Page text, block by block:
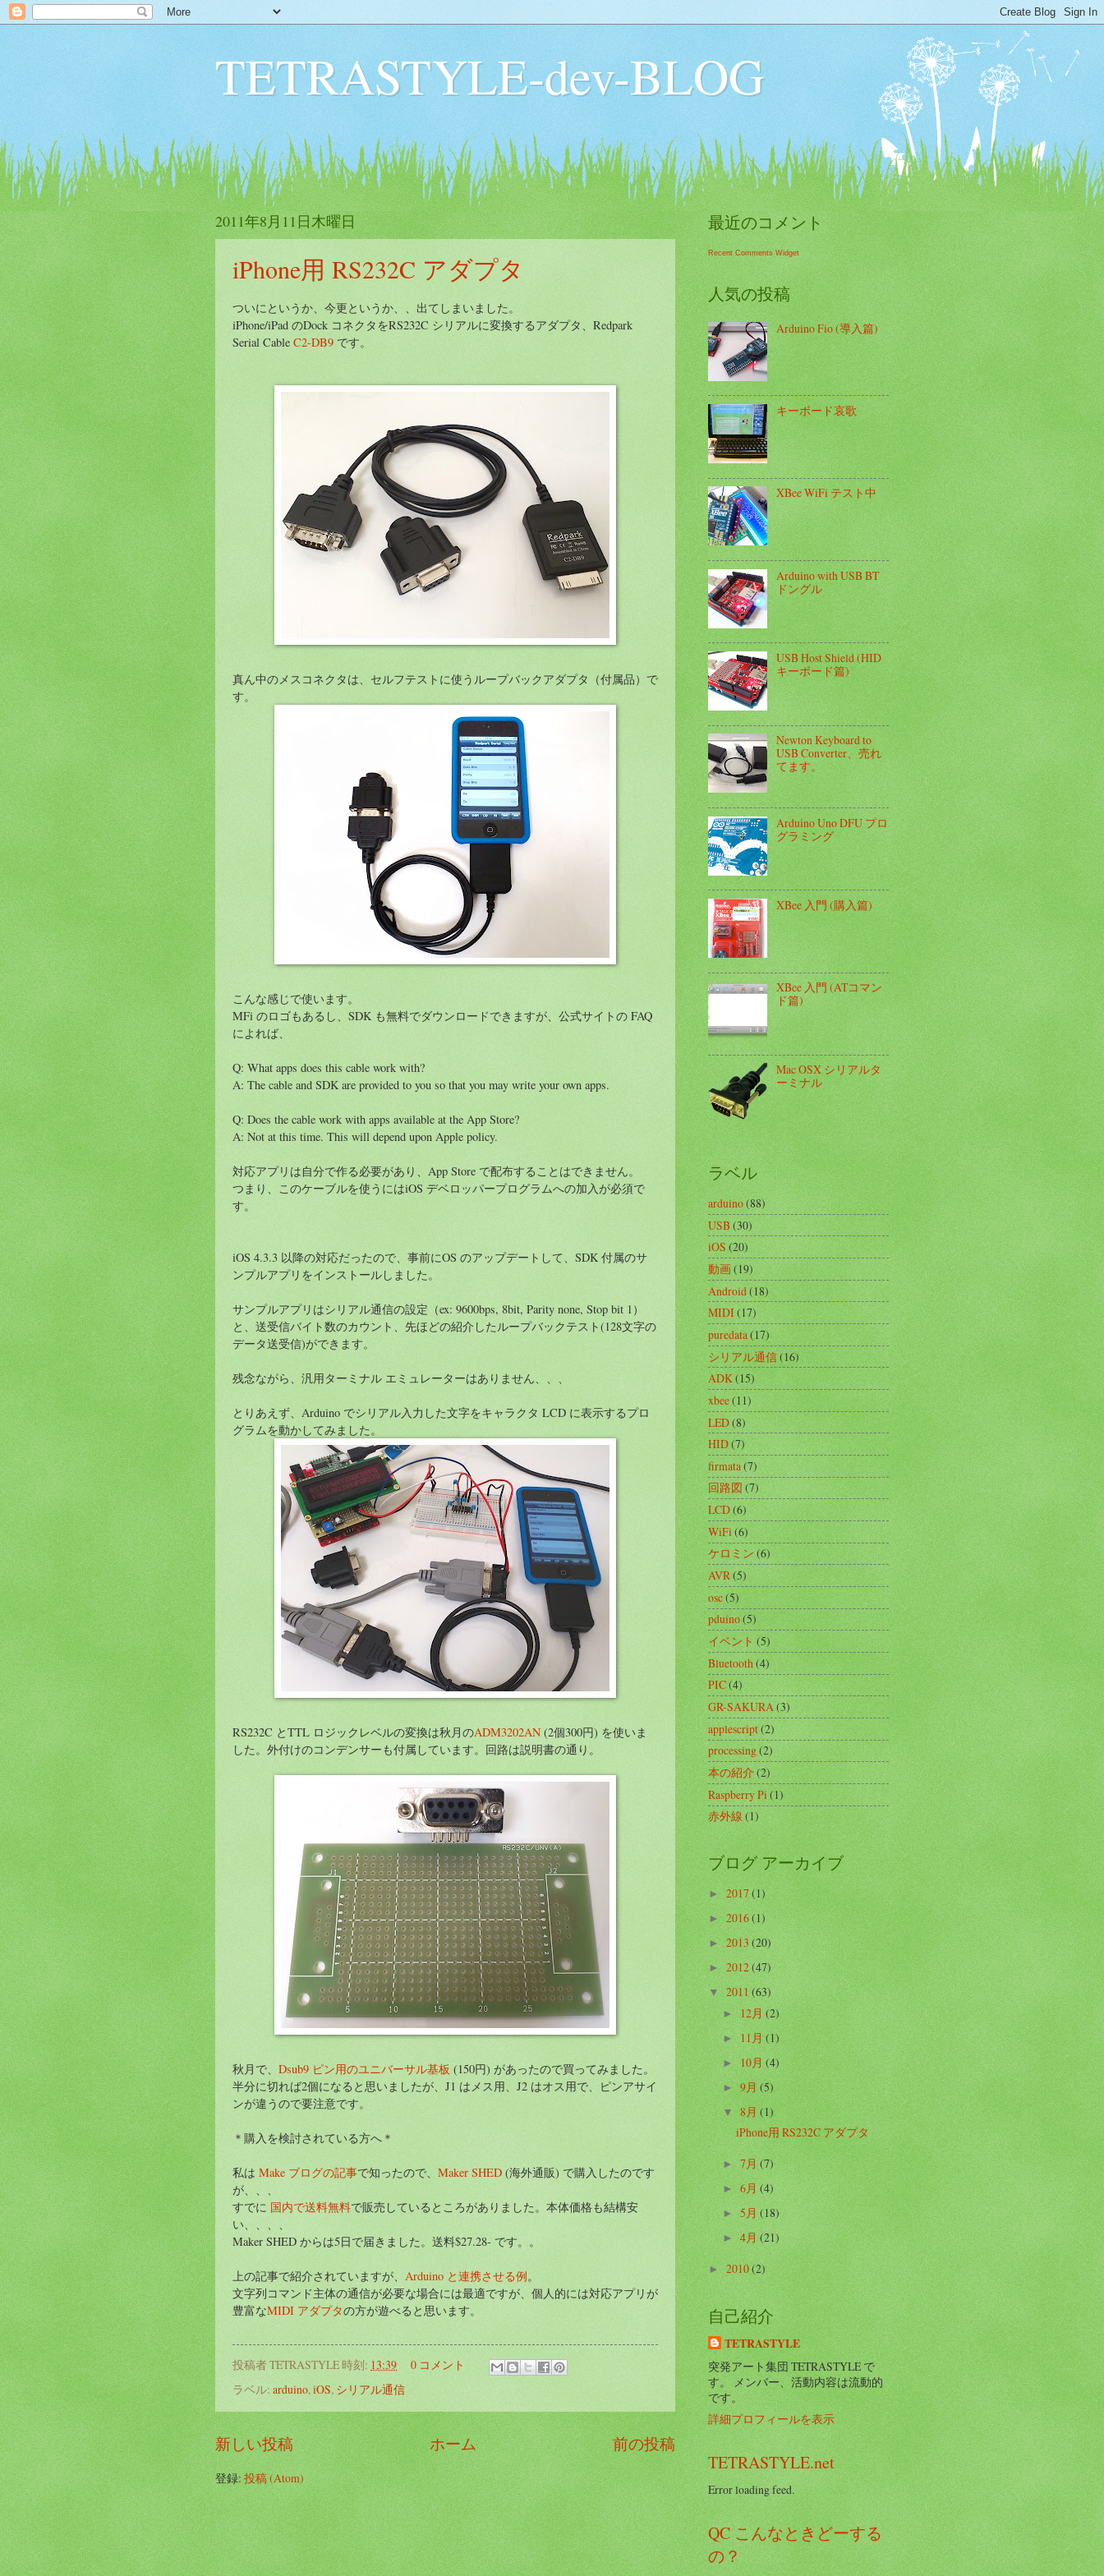
TETRASTYLE-dev-BLOG
2011年8月11日木曜日
iPhone用 RS232C アダプタ
ついにというか、今更というか、、出てしまいました。
iPhone/iPad のDock コネクタをRS232C シリアルに変換するアダプタ、Redpark
Serial Cable C2-DB9 です。
真ん中のメスコネクタは、セルフテストに使うループバックアダプタ（付属品）で
す。
こんな感じで使います。
MFi のロゴもあるし、SDK も無料でダウンロードできますが、公式サイトの FAQ
によれば、
Q: What apps does this cable work with?
A: The cable and SDK are provided to you so that you may write your own apps.
Q: Does the cable work with apps available at the App Store?
A: Not at this time. This will depend upon Apple policy.
対応アプリは自分で作る必要があり、App Store で配布することはできません。
つまり、このケーブルを使うにはiOS デベロッパープログラムへの加入が必須で
す。
iOS 4.3.3 以降の対応だったので、事前にOS のアップデートして、SDK 付属のサ
ンプルアプリをインストールしました。
サンプルアプリはシリアル通信の設定（ex: 9600bps, 8bit, Parity none, Stop bit 1）
と、送受信バイト数のカウント、先ほどの紹介したループバックテスト(128文字の
データ送受信)ができます。
残念ながら、汎用ターミナル エミュレーターはありません、、、
とりあえず、Arduino でシリアル入力した文字をキャラクタ LCD に表示するプロ
グラムを動かしてみました。
RS232C とTTL ロジックレベルの変換は秋月のADM3202AN (2個300円) を使いま
した。外付けのコンデンサーも付属しています。回路は説明書の通り。
秋月で、 Dsub9 ピン用のユニバーサル基板 (150円) があったので買ってみました。
半分に切れば2個になると思いましたが、J1 はメス用、J2 はオス用で、ピンアサイ
ンが違うので要注意です。
＊購入を検討されている方へ＊
私は Make ブログの記事で知ったので、 Maker SHED (海外通販) で購入したのです
が、、、
すでに 国内で送料無料で販売しているところがありました。本体価格も結構安
い、、、、
Maker SHED からは5日で届きました。送料$27.28- です。。
上の記事で紹介されていますが、 Arduino と連携させる例。
文字列コマンド主体の通信が必要な場合には最適ですが、個人的には対応アプリが
豊富なMIDI アダプタの方が遊べると思います。
投稿者TETRASTYLE 時刻: 13:39
0 コメント
ラベル: arduino, iOS, シリアル通信
新しい投稿 前の投稿
ホーム
登録:投稿 (Atom)
最近のコメント
Recent Comments Widget
人気の投稿
Arduino Fio (導入篇)
キーボード哀歌
XBee WiFi テスト中
Arduino with USB BT
ドングル
USB Host Shield (HID
キーボード篇)
Newton Keyboard to
USB Converter、売れ
てます。
Arduino Uno DFU プロ
グラミング
XBee 入門 (購入篇)
XBee 入門 (ATコマン
ド篇)
Mac OSX シリアルタ
ーミナル
ラベル
arduino(88)
USB(30)
iOS (20)
動画(19)
Android(18)
MIDI(17)
puredata(17)
シリアル通信(16)
ADK(15)
xbee(11)
LED(8)
HID(7)
firmata(7)
回路図 (7)
LCD(6)
WiFi(6)
ケロミン(6)
AVR(5)
osc(5)
pduino(5)
イベント(5)
Bluetooth(4)
PIC(4)
GR-SAKURA(3)
applescript(2)
processing(2)
本の紹介(2)
Raspberry Pi(1)
赤外線(1)
ブログ アーカイブ
►2017(1)
►2016(1)
►2013(20)
►2012(47)
▼2011(63)
►12月(2)
►11月(1)
► 10月(4)
►9月(5)
▼8月(1)
iPhone用 RS232C アダプタ
►7月(7)
►6月(4)
►5月(18)
►4月(21)
►2010(2)
自己紹介
TETRASTYLE
突発アート集団 TETRASTYLE で
す。 メンバー、活動内容は流動的
です。
詳細プロフィールを表示
TETRASTYLE.net
Error loading feed.
QC こんなときどーする
の？